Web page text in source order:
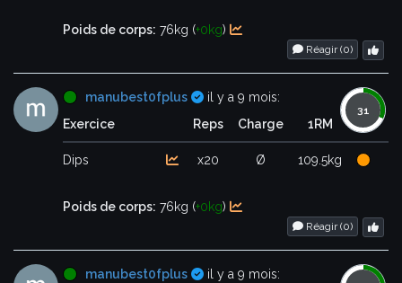
Poids de corps: 76kg (+0kg)
Réagir (0)
manubest0fplus Certifié
il y a 9 mois:
Exercice
Reps Charge 1RM
Dips x20 Ø 109.5kg
Poids de corps: 76kg (+0kg)
Réagir (0)
manubest0fplus Certifié
il y a 9 mois: